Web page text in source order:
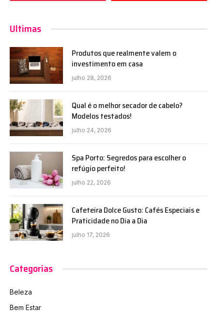
Ultimas
Produtos que realmente valem o
investimento em casa
julho 28, 2026
Qual é o melhor secador de cabelo?
Modelos testados!
julho 24, 2026
Spa Porto: Segredos para escolher o
refúgio perfeito!
julho 22, 2026
Cafeteira Dolce Gusto: Cafés Especiais e
Praticidade no Dia a Dia
julho 17, 2026
Categorias
Beleza
Bem Estar